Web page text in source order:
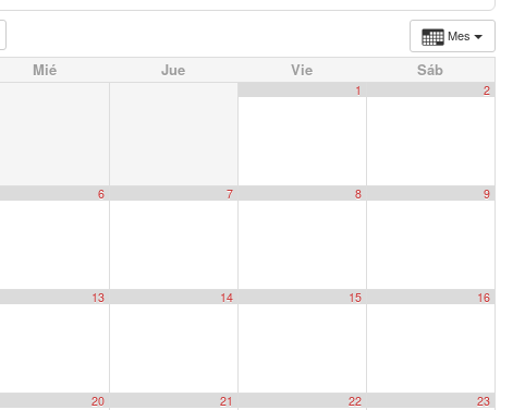
Mes
Mié Jue Vie Sáb
1 2
6 7 8 9
13 14 15 16
20 21 22 23